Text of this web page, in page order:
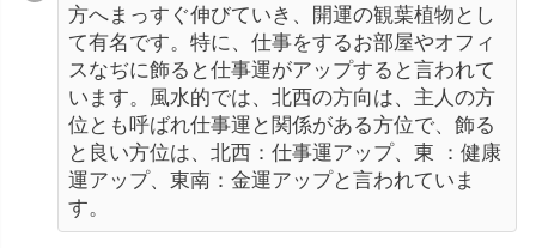
方へまっすぐ伸びていき、開運の観葉植物とし
て有名です。特に、仕事をするお部屋やオフィ
スなぢに飾ると仕事運がアップすると言われて
います。風水的では、北西の方向は、主人の方
位とも呼ばれ仕事運と関係がある方位で、飾る
と良い方位は、北西：仕事運アップ、東 ：健康
運アップ、東南：金運アップと言われていま
す。